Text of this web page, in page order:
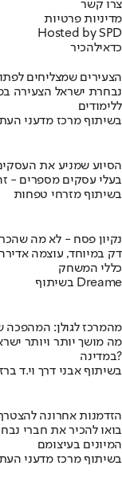
צרו קשר
מדיניות פרטיות
Hosted by SPD
כדאילהכיר
הצעירים שמצליחים
נבחרת ישראל הצעירה
ללימודים
בשיתוף מרכז מדעני
הסיוע שמניע את
בעלי עסקים מספרים -
בשיתוף מזרחי טפחות
נקיון פסח - לא מה
דק במיוחד, עוצמה
כללי המשחק
בשיתוף Dreame
מהמרכז לגולן: המהפכה
מה מושך יותר ויותר
במדינה?
בשיתוף אבני דרך וי.ד
הזדמנות אחרונה
בואו להכיר את חברי
המיונים בעיצומם
בשיתוף מרכז מדעני